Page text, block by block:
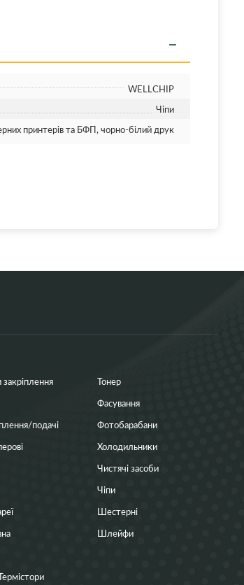
WELLCHIP
Чіпи
принтерів та БФП, чорно-білий друк
подачі
Тонер
Фасування
Фотобарабани
Холодильники
Чистячі засоби
Чіпи
Шестерні
Шлейфи